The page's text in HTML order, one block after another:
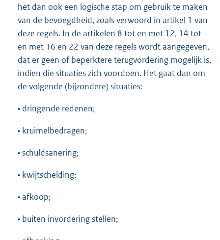
het dan ook een logische stap om gebruik te maken
van de bevoegdheid, zoals verwoord in artikel 1 van
deze regels. In de artikelen 8 tot en met 12, 14 tot
en met 16 en 22 van deze regels wordt aangegeven,
dat er geen of beperktere terugvordering mogelijk is,
indien die situaties zich voordoen. Het gaat dan om
de volgende (bijzondere) situaties:
• dringende redenen;
• kruimelbedragen;
• schuldsanering;
• kwijtschelding;
• afkoop;
• buiten invordering stellen;